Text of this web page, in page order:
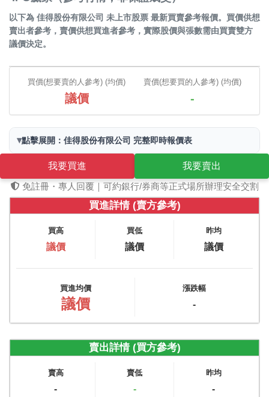
以下為 佳得股份有限公司 未上市股票 最新買賣參考報價。買價供想
賣出者參考，賣價供想買進者參考，實際股價與張數需由買賣雙方
議價決定。
買價(想要賣的人參考) (均價)
議價
賣價(想要買的人參考) (均價)
-
▾點擊展開：佳得股份有限公司 完整即時報價表
我要買進
我要賣出
免註冊・專人回覆｜可約銀行/券商等正式場所辦理安全交割
買進詳情 (賣方參考)
買高
議價
買低
議價
昨均
議價
買進均價
議價
漲跌幅
-
賣出詳情 (買方參考)
賣高
-
賣低
-
昨均
-